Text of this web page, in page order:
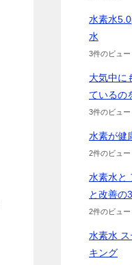
水素水
水
3件のビュー
大気中に
ているの
3件のビュー
水素が健
2件のビュー
水素水と
と改善の
2件のビュー
水素水
キング